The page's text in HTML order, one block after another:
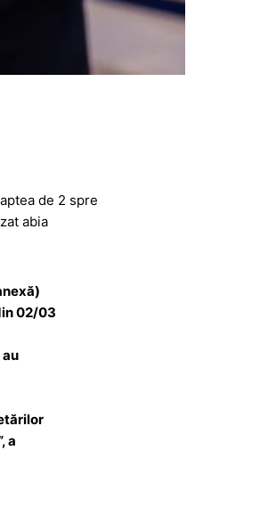
de 2 spre
abia
02/03
a